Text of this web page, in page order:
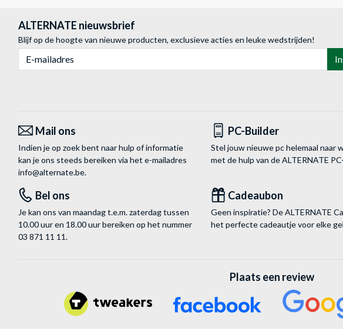
ALTERNATE nieuwsbrief
Blijf op de hoogte van nieuwe producten, exclusieve acties en leuke wedstrijden!
Mail ons
Indien je op zoek bent naar hulp of informatie
kan je ons steeds bereiken via het e-mailadres
info@alternate.be.
PC-Builder
Stel jouw nieuwe pc helemaal naar
met de hulp van de ALTERNATE
Bel ons
Je kan ons van maandag t.e.m. zaterdag tussen
10.00 uur en 18.00 uur bereiken op het nummer
03 871 11 11.
Cadeaubon
Geen inspiratie? De ALTERNATE
het perfecte cadeautje voor elke
Plaats een review